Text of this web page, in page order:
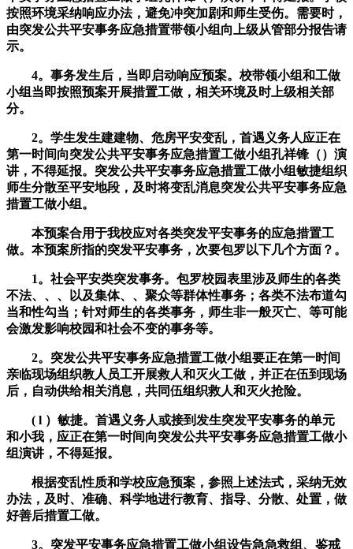
按照环境采纳响应办法，避免冲突加剧和师生受伤。需要时，
由突发公共平安事务应急措置带领小组向上级从管部分报告请
示。
4。事务发生后，当即启动响应预案。校带领小组和工做
小组当即按照预案开展措置工做，相关环境及时上级相关部
分。
2。学生发生建建物、危房平安变乱，首遇义务人应正在
第一时间向突发公共平安事务应急措置工做小组孔祥锋（）演
讲，不得延报。突发公共平安事务应急措置工做小组敏捷组织
师生分散至平安地段，及时将变乱消息突发公共平安事务应急
措置工做小组。
本预案合用于我校应对各类突发平安事务的应急措置工
做。本预案所指的突发平安事务，次要包罗以下几个方面？。
1。社会平安类突发事务。包罗校园表里涉及师生的各类
不法、、、以及集体、、聚众等群体性事务；各类不法布道勾
当和性勾当；针对师生的各类事务，师生非一般灭亡、等可能
会激发影响校园和社会不变的事务等。
2。突发公共平安事务应急措置工做小组要正在第一时间
亲临现场组织教人员工开展救人和灭火工做，并正在伍到现场
后，自动供给相关消息，共同伍组织救人和灭火抢险。
( l ）敏捷。首遇义务人或接到发生突发平安事务的单元
和小我，应正在第一时间向突发公共平安事务应急措置工做小
组演讲，不得延报。
根据变乱性质和学校应急预案，参照上述法式，采纳无效
办法，及时、准确、科学地进行教育、指导、分散、处置，做
好善后措置工做。
3。突发平安事务应急措置工做小组设告急急救组、鉴戒